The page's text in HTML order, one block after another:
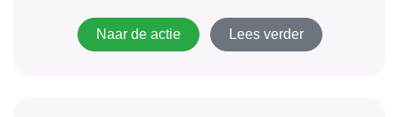
Naar de actie
Lees verder